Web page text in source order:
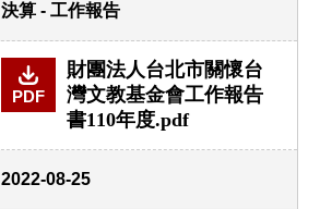
決算 - 工作報告
PDF
財團法人台北市關懷台
灣文教基金會工作報告
書110年度.pdf
2022-08-25